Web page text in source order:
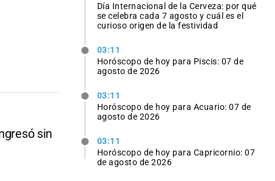
sin
Día Internacional de la Cerveza: por qué
se celebra cada 7 agosto y cuál es el
curioso origen de la festividad
03:11
Horóscopo de hoy para Piscis: 07 de
agosto de 2026
03:11
Horóscopo de hoy para Acuario: 07 de
agosto de 2026
03:11
Horóscopo de hoy para Capricornio: 07
de agosto de 2026